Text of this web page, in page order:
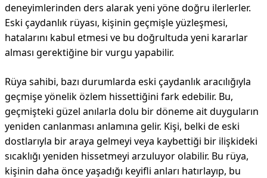
deneyimlerinden ders alarak yeni yöne doğru ilerlerler.
Eski çaydanlık rüyası, kişinin geçmişle yüzleşmesi,
hatalarını kabul etmesi ve bu doğrultuda yeni kararlar
alması gerektiğine bir vurgu yapabilir.
Rüya sahibi, bazı durumlarda eski çaydanlık aracılığıyla
geçmişe yönelik özlem hissettiğini fark edebilir. Bu,
geçmişteki güzel anılarla dolu bir döneme ait duyguların
yeniden canlanması anlamına gelir. Kişi, belki de eski
dostlarıyla bir araya gelmeyi veya kaybettiği bir ilişkideki
sıcaklığı yeniden hissetmeyi arzuluyor olabilir. Bu rüya,
kişinin daha önce yaşadığı keyifli anları hatırlayıp, bu